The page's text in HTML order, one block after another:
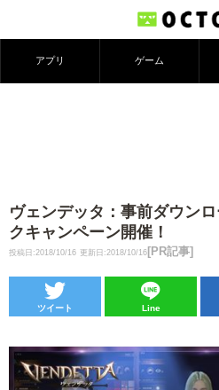
アプリ ゲーム
ヴェンデッタ：事前ダウン
クキャンペーン開催！
投稿日:2018/10/16 更新日:2018/10/16 [PR記事]
ツイート Line